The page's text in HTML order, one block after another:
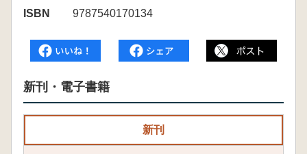
ISBN
9787540170134
新刊・電子書籍
新刊